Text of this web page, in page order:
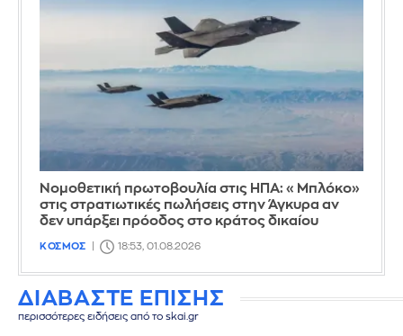
Νομοθετική πρωτοβουλία στις ΗΠΑ: «Μπλόκο»
στις στρατιωτικές πωλήσεις στην Άγκυρα αν
δεν υπάρξει πρόοδος στο κράτος δικαίου
ΚΟΣΜΟΣ 18:53, 01.08.2026
ΔΙΑΒΑΣΤΕ ΕΠΙΣΗΣ
περισσότερες ειδήσεις από το skai.gr